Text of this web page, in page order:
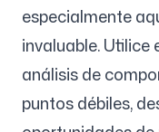
especialmente
invaluable. Utilice
análisis de
puntos débiles,